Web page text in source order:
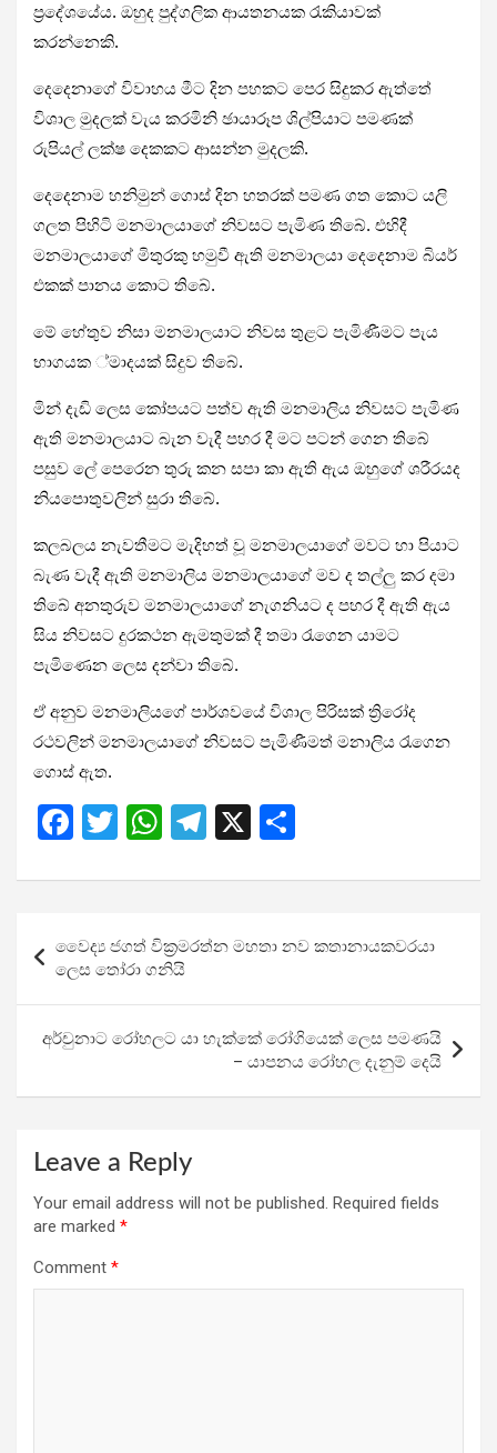
ප්‍රදේශයේය. ඔහුද පුද්ගලික ආයතනයක රැකියාවක්
කරන්නෙකි.
දෙදෙනාගේ විවාහය මීට දින පහකට පෙර සිදුකර ඇත්තේ
විශාල මුදලක් වැය කරමිනි ඡායාරූප ශිල්පියාට පමණක්
රුපියල් ලක්ෂ දෙකකට ආසන්න මුදලකි.
දෙදෙනාම හනිමුන් ගොස් දින හතරක් පමණ ගත කොට යලි
ගලත පිහිටි මනමාලයාගේ නිවසට පැමිණ තිබේ. එහිදී
මනමාලයාගේ මිතුරකු හමුවී ඇති මනමාලයා දෙදෙනාම බියර්
එකක් පානය කොට තිබේ.
මේ හේතුව නිසා මනමාලයාට නිවස තුළට පැමිණීමට පැය
භාගයක ්මාදයක් සිදුව තිබේ.
මින් දැඩි ලෙස කෝපයට පත්ව ඇති මනමාලිය නිවසට පැමිණ
ඇති මනමාලයාට බැන වැදී පහර දී මට පටන් ගෙන තිබේ
පසුව ලේ පෙරෙන තුරු කන සපා කා ඇති ඇය ඔහුගේ ශරීරයද
නියපොතුවලින් සුරා තිබේ.
කලබලය නැවතීමට මැදිහත් වූ මනමාලයාගේ මවට හා පියාට
බැණ වැදී ඇති මනමාලිය මනමාලයාගේ මව ද තල්ලු කර දමා
තිබේ අනතුරුව මනමාලයාගේ නැගනියට ද පහර දී ඇති ඇය
සිය නිවසට දුරකථන ඇමතුමක් දී තමා රැගෙන යාමට
පැමිණෙන ලෙස දන්වා තිබේ.
ඒ අනුව මනමාලියගේ පාර්ශවයේ විශාල පිරිසක් ත්‍රිරෝද
රථවලින් මනමාලයාගේ නිවසට පැමිණීමත් මනාලිය රැගෙන
ගොස් ඇත.
F
ce
b
o
o
k
T
tt
er
W
at
A
p
p
T
e
gr
a
m
X
ar
e
navigation
වෛද්‍ය ජගත් වික්‍රමරත්න මහතා නව කතානායකවරයා
ලෙස තෝරා ගනියි
අර්චුනාට රෝහලට යා හැක්කේ රෝගියෙක් ලෙස පමණයි
– යාපනය රෝහල දැනුම් දෙයි
Leave a Reply
Your email address will not be published. Required fields
are marked *
Comment *